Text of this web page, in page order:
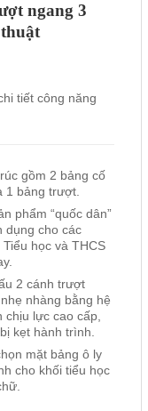
ngang 3
tiết công năng
gồm 2 bảng cố
1 bảng trượt.
phẩm “quốc dân”
dụng cho các
học và THCS
2 cánh trượt
nhàng bằng hệ
chịu lực cao cấp,
kẹt hành trình.
mặt bảng ô ly
cho khối tiểu học